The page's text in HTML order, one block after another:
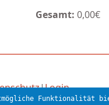
Gesamt: 0,00€
|Login
Funktionalität